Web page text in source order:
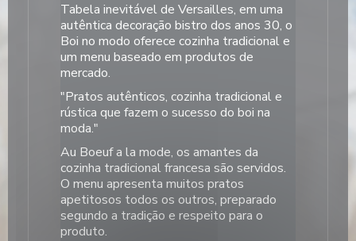
Tabela inevitável de Versailles, em uma
autêntica decoração bistro dos anos 30, o
Boi no modo oferece cozinha tradicional e
um menu baseado em produtos de
mercado.
"Pratos autênticos, cozinha tradicional e
rústica que fazem o sucesso do boi na
moda."
Au Boeuf a la mode, os amantes da
cozinha tradicional francesa são servidos.
O menu apresenta muitos pratos
apetitosos todos os outros, preparado
segundo a tradição e respeito para o
produto.